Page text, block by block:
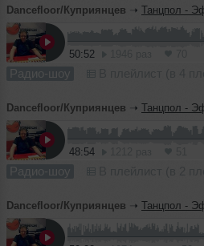
Dancefloor/Куприянцев ➝ Танцпол - Эфир
50:52
Радио-шоу
Dancefloor/Куприянцев ➝ Танцпол - Эфир
48:54
Радио-шоу
Dancefloor/Куприянцев ➝ Танцпол - Эфир